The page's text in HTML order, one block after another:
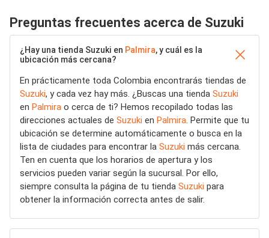
Preguntas frecuentes acerca de Suzuki
¿Hay una tienda Suzuki en Palmira, y cuál es la
ubicación más cercana?
En prácticamente toda Colombia encontrarás tiendas de
Suzuki, y cada vez hay más. ¿Buscas una tienda Suzuki
en Palmira o cerca de ti? Hemos recopilado todas las
direcciones actuales de Suzuki en Palmira. Permite que tu
ubicación se determine automáticamente o busca en la
lista de ciudades para encontrar la Suzuki más cercana.
Ten en cuenta que los horarios de apertura y los
servicios pueden variar según la sucursal. Por ello,
siempre consulta la página de tu tienda Suzuki para
obtener la información correcta antes de salir.